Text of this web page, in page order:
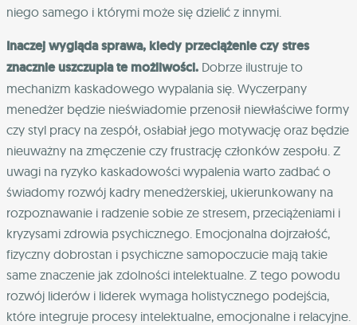
niego samego i którymi może się dzielić z innymi.
Inaczej wygląda sprawa, kiedy przeciążenie czy stres
znacznie uszczupla te możliwości. Dobrze ilustruje to
mechanizm kaskadowego wypalania się. Wyczerpany
menedżer będzie nieświadomie przenosił niewłaściwe formy
czy styl pracy na zespół, osłabiał jego motywację oraz będzie
nieuważny na zmęczenie czy frustrację członków zespołu. Z
uwagi na ryzyko kaskadowości wypalenia warto zadbać o
świadomy rozwój kadry menedżerskiej, ukierunkowany na
rozpoznawanie i radzenie sobie ze stresem, przeciążeniami i
kryzysami zdrowia psychicznego. Emocjonalna dojrzałość,
fizyczny dobrostan i psychiczne samopoczucie mają takie
same znaczenie jak zdolności intelektualne. Z tego powodu
rozwój liderów i liderek wymaga holistycznego podejścia,
które integruje procesy intelektualne, emocjonalne i relacyjne.